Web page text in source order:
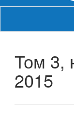
Том 3,
2015